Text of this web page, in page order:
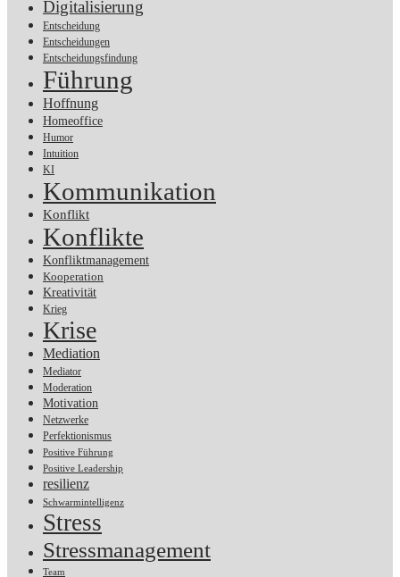
Digitalisierung
Entscheidung
Entscheidungen
Entscheidungsfindung
Führung
Hoffnung
Homeoffice
Humor
Intuition
KI
Kommunikation
Konflikt
Konflikte
Konfliktmanagement
Kooperation
Kreativität
Krieg
Krise
Mediation
Mediator
Moderation
Motivation
Netzwerke
Perfektionismus
Positive Führung
Positive Leadership
resilienz
Schwarmintelligenz
Stress
Stressmanagement
Team